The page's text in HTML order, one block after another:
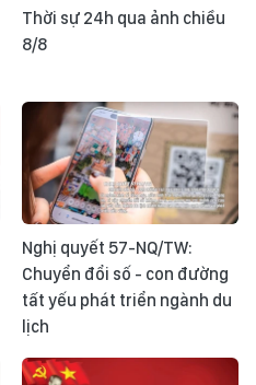
Thời sự 24h qua ảnh chiều
8/8
Nghị quyết 57-NQ/TW:
Chuyển đổi số - con đường
tất yếu phát triển ngành du
lịch